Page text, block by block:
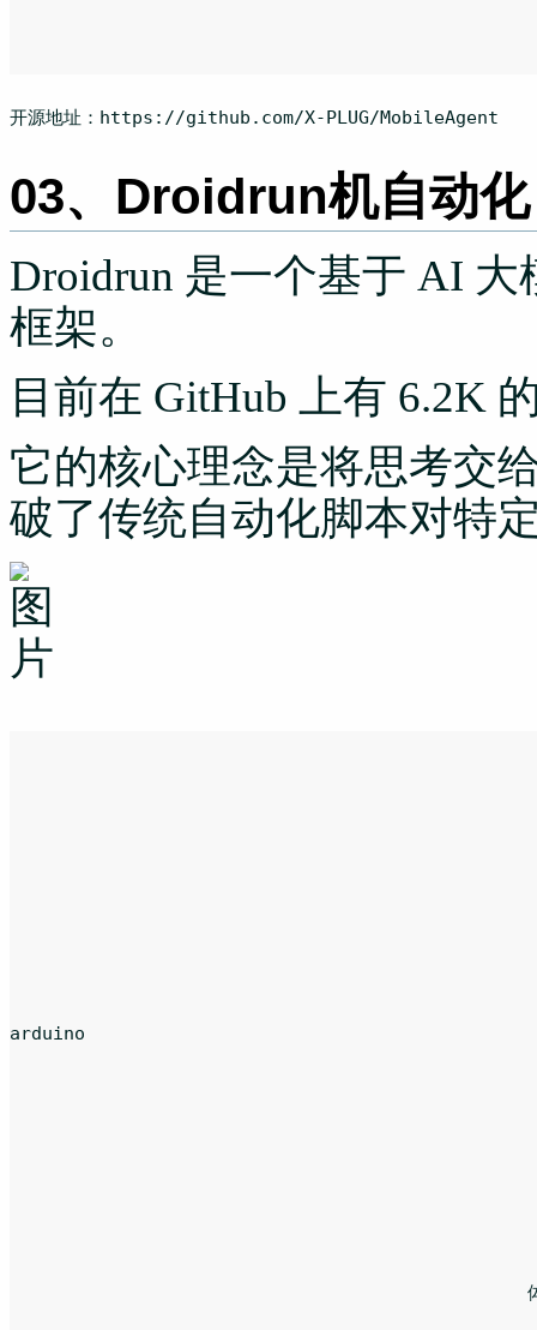
开源地址：https: //github.com/X-PLUG/MobileAgent
03、Droidrun机自动
Droidrun 是一个基于 AI 大
框架。
目前在 GitHub 上有 6.2K
它的核心理念是将思考交
破了传统自动化脚本对特
arduino